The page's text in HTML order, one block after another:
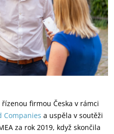
firmou Česka v rámci
Companies a uspěla v soutěži
za rok 2019, když skončila